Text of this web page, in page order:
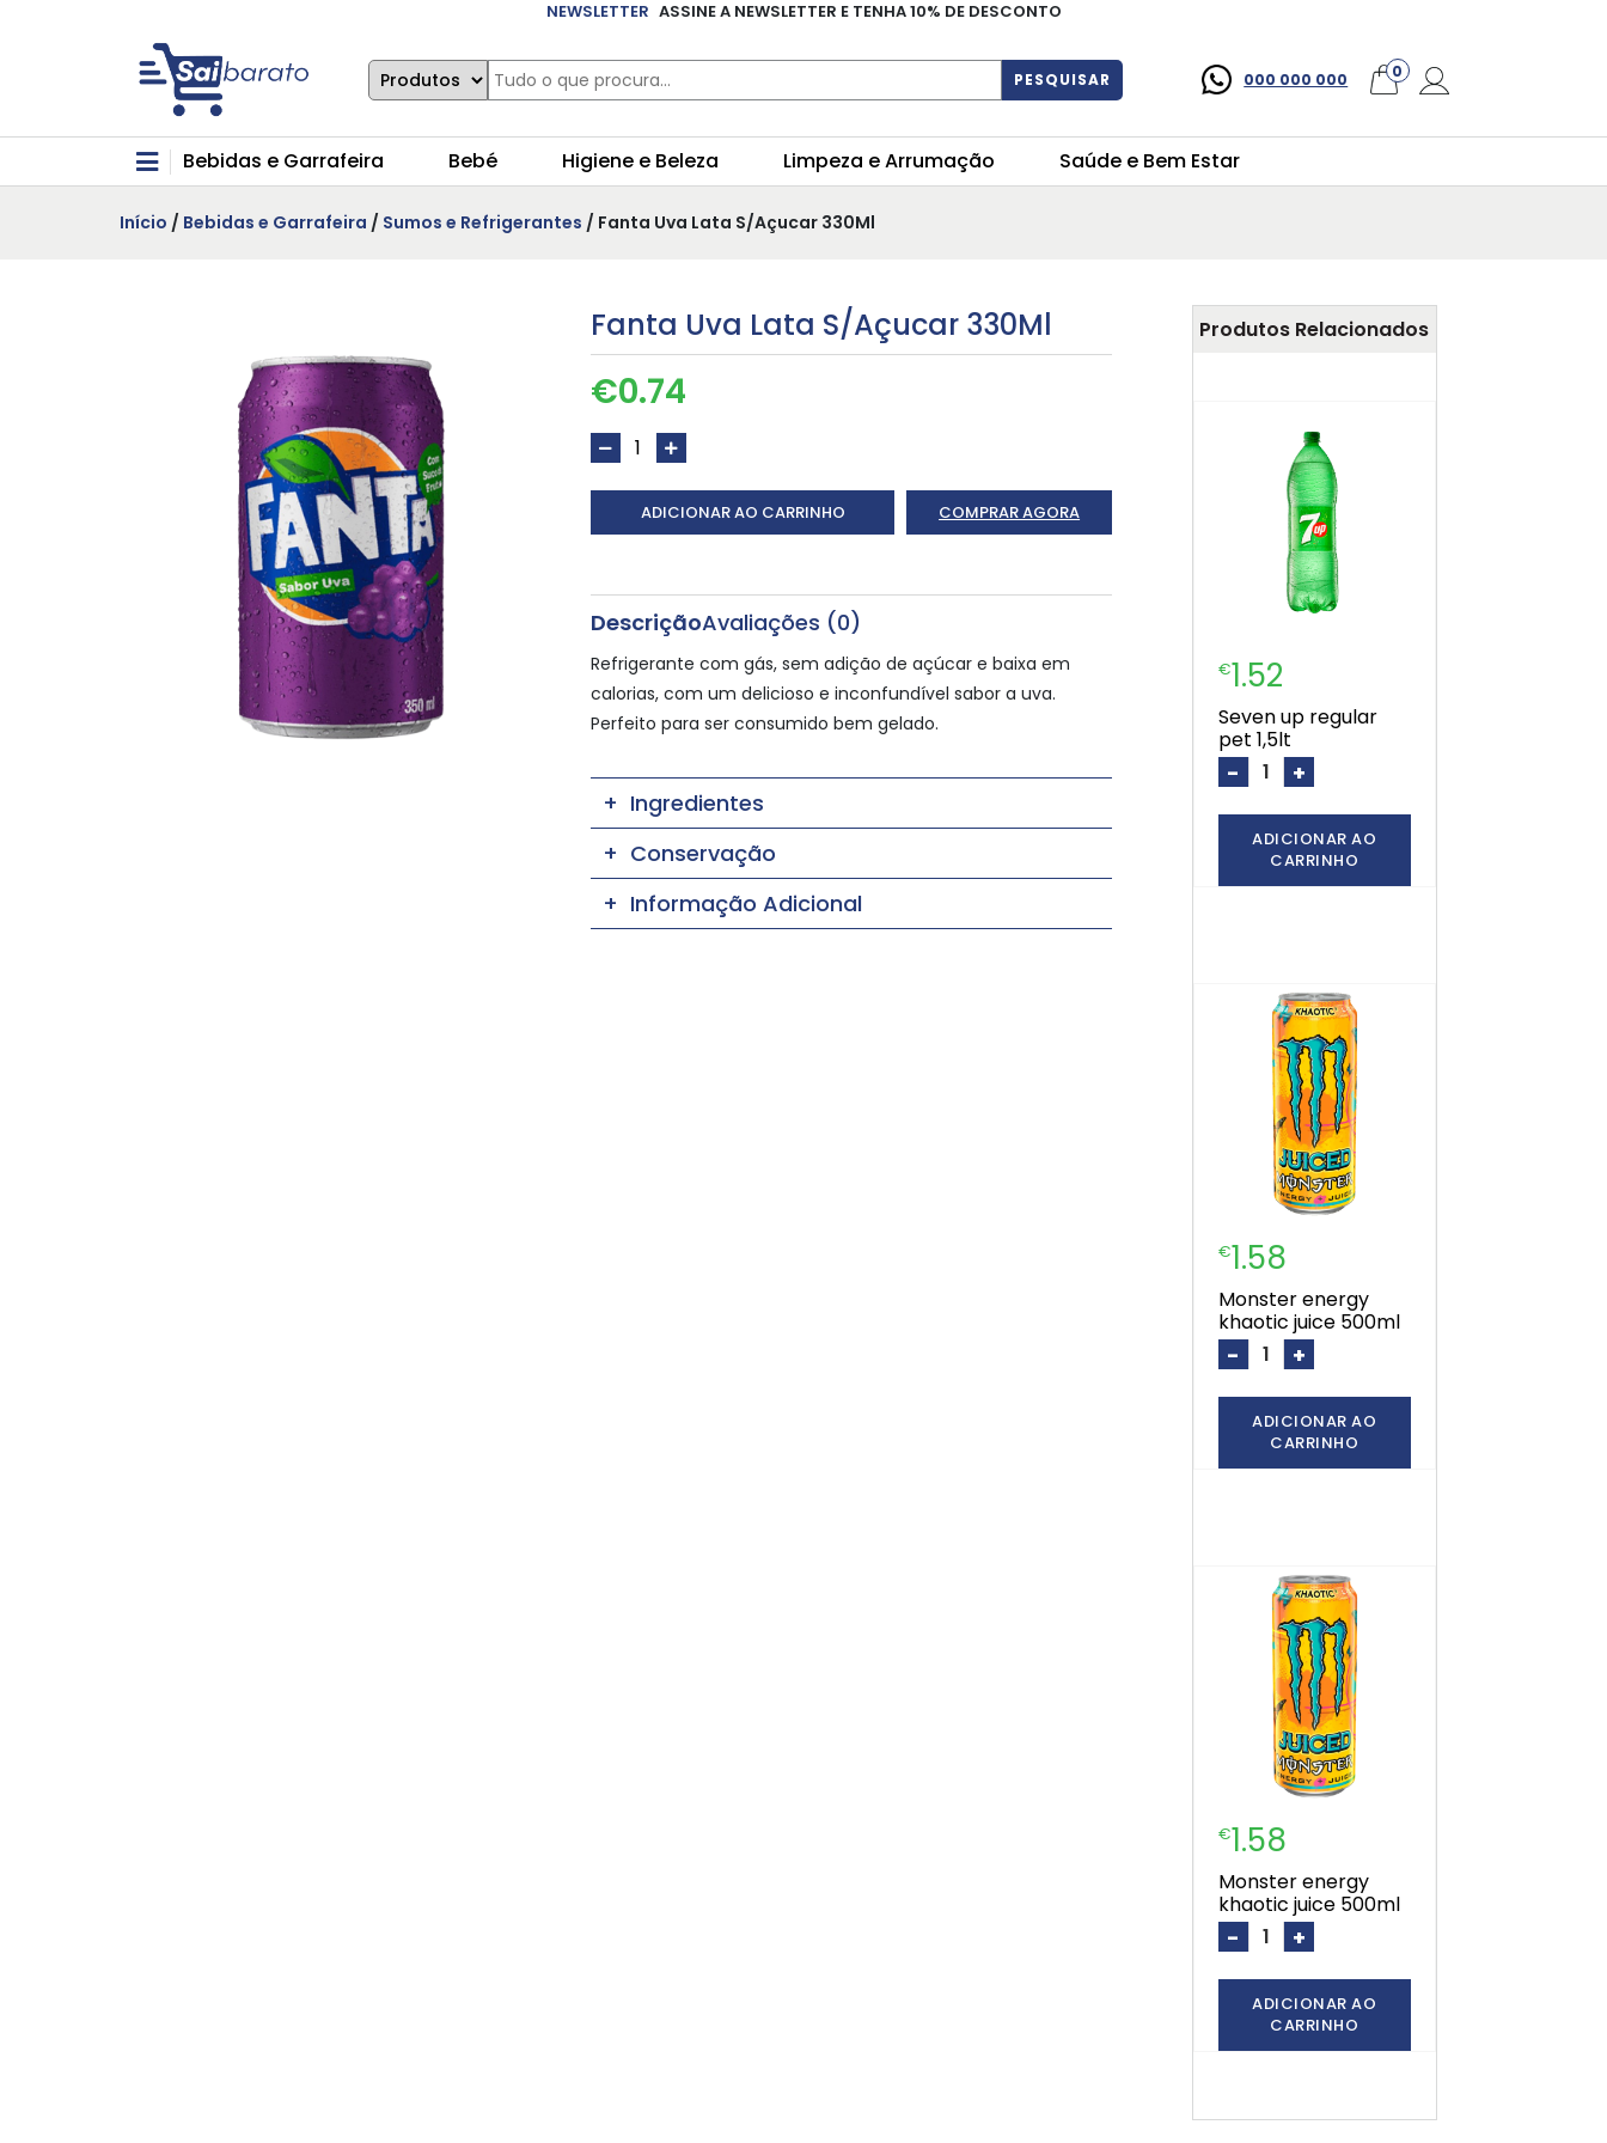
NEWSLETTER ASSINE A NEWSLETTER E TENHA 10% DE DESCONTO
PESQUISAR 000 000 000 0
Bebidas e Garrafeira Bebé Higiene e Beleza Limpeza e Arrumação Saúde e Bem Estar
Início / Bebidas e Garrafeira / Sumos e Refrigerantes / Fanta Uva Lata S/Açucar 330Ml
Fanta Uva Lata S/Açucar 330Ml
€0.74
ADICIONAR AO CARRINHO COMPRAR AGORA
DescriçãoAvaliações (0)
Refrigerante com gás, sem adição de açúcar e baixa em
calorias, com um delicioso e inconfundível sabor a uva.
Perfeito para ser consumido bem gelado.
Ingredientes
Conservação
Informação Adicional
Produtos Relacionados
€1.52
seven up regular
pet 1,5lt
- +
ADICIONAR AO
CARRINHO
€1.58
monster energy
khaotic juice 500ml
- +
ADICIONAR AO
CARRINHO
€1.58
monster energy
khaotic juice 500ml
- +
ADICIONAR AO
CARRINHO